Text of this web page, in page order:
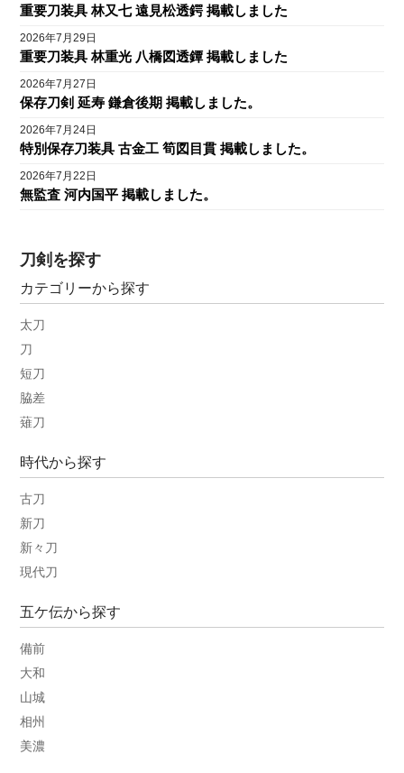
重要刀装具 林又七 遠見松透鍔 掲載しました
2026年7月29日
重要刀装具 林重光 八橋図透鐔 掲載しました
2026年7月27日
保存刀剣 延寿 鎌倉後期 掲載しました。
2026年7月24日
特別保存刀装具 古金工 筍図目貫 掲載しました。
2026年7月22日
無監査 河内国平 掲載しました。
刀剣を探す
カテゴリーから探す
太刀
刀
短刀
脇差
薙刀
時代から探す
古刀
新刀
新々刀
現代刀
五ケ伝から探す
備前
大和
山城
相州
美濃